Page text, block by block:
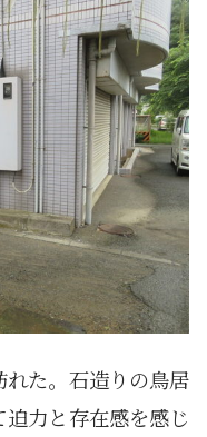
た。石造りの鳥居
力と存在感を感じ